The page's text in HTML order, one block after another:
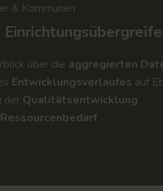
& Kommunen
über die aggregierten
Entwicklungsverlaufes auf
der Qualitätsentwicklung
Ressourcenbedarf